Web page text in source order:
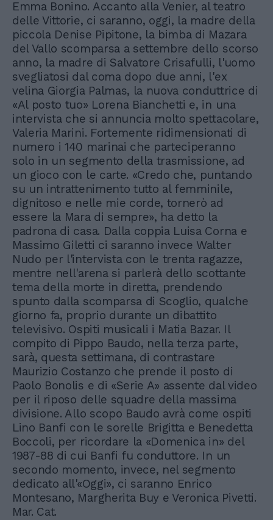
Emma Bonino. Accanto alla Venier, al teatro
delle Vittorie, ci saranno, oggi, la madre della
piccola Denise Pipitone, la bimba di Mazara
del Vallo scomparsa a settembre dello scorso
anno, la madre di Salvatore Crisafulli, l'uomo
svegliatosi dal coma dopo due anni, l'ex
velina Giorgia Palmas, la nuova conduttrice di
«Al posto tuo» Lorena Bianchetti e, in una
intervista che si annuncia molto spettacolare,
Valeria Marini. Fortemente ridimensionati di
numero i 140 marinai che parteciperanno
solo in un segmento della trasmissione, ad
un gioco con le carte. «Credo che, puntando
su un intrattenimento tutto al femminile,
dignitoso e nelle mie corde, tornerò ad
essere la Mara di sempre», ha detto la
padrona di casa. Dalla coppia Luisa Corna e
Massimo Giletti ci saranno invece Walter
Nudo per l'intervista con le trenta ragazze,
mentre nell'arena si parlerà dello scottante
tema della morte in diretta, prendendo
spunto dalla scomparsa di Scoglio, qualche
giorno fa, proprio durante un dibattito
televisivo. Ospiti musicali i Matia Bazar. Il
compito di Pippo Baudo, nella terza parte,
sarà, questa settimana, di contrastare
Maurizio Costanzo che prende il posto di
Paolo Bonolis e di «Serie A» assente dal video
per il riposo delle squadre della massima
divisione. Allo scopo Baudo avrà come ospiti
Lino Banfi con le sorelle Brigitta e Benedetta
Boccoli, per ricordare la «Domenica in» del
1987-88 di cui Banfi fu conduttore. In un
secondo momento, invece, nel segmento
dedicato all'«Oggi», ci saranno Enrico
Montesano, Margherita Buy e Veronica Pivetti.
Mar. Cat.